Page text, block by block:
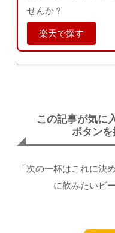
せんか？
楽天で探す
この記事が気に
ボタンを
「次の一杯はこれに決
に飲みたいビ